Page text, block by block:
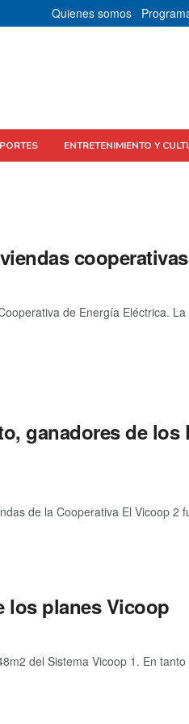
Quienes somos
ENTRETENIMIENTO Y
cooperativas
de Energía Eléctrica.
ganadores de los
de la Cooperativa El Vicoop 2
los planes Vicoop
del Sistema Vicoop 1. En tanto